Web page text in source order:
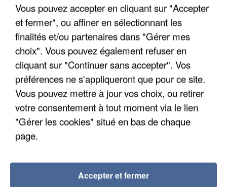
L’UN DES FONDATEURS SUPPOSÉS DE LA DZ
Vous pouvez accepter en cliquant sur "Accepter
et fermer", ou affiner en sélectionnant les
finalités et/ou partenaires dans "Gérer mes
choix". Vous pouvez également refuser en
cliquant sur "Continuer sans accepter". Vos
préférences ne s'appliqueront que pour ce site.
Vous pouvez mettre à jour vos choix, ou retirer
votre consentement à tout moment via le lien
"Gérer les cookies" situé en bas de chaque
page.
Accepter et fermer